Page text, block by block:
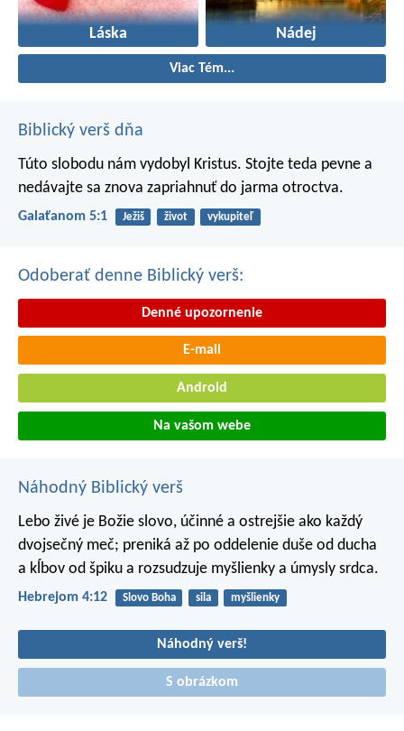
Láska Nádej
Viac Tém...
Biblický verš dňa
Túto slobodu nám vydobyl Kristus. Stojte teda pevne a
nedávajte sa znova zapriahnuť do jarma otroctva.
Galaťanom 5:1 Ježiš život vykupiteľ
Odoberať denne Biblický verš:
Denné upozornenie
E-mail
Android
Na vašom webe
Náhodný Biblický verš
Lebo živé je Božie slovo, účinné a ostrejšie ako každý
dvojsečný meč; preniká až po oddelenie duše od ducha
a kĺbov od špiku a rozsudzuje myšlienky a úmysly srdca.
Hebrejom 4:12 Slovo Boha sila myšlienky
Náhodný verš!
S obrázkom